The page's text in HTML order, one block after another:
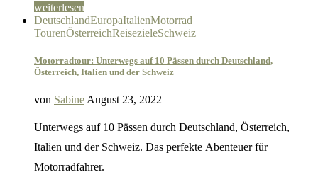
weiterlesen
DeutschlandEuropaItalienMotorrad
TourenÖsterreichReisezieleSchweiz
Motorradtour: Unterwegs auf 10 Pässen durch Deutschland,
Österreich, Italien und der Schweiz
von Sabine August 23, 2022
Unterwegs auf 10 Pässen durch Deutschland, Österreich,
Italien und der Schweiz. Das perfekte Abenteuer für
Motorradfahrer.